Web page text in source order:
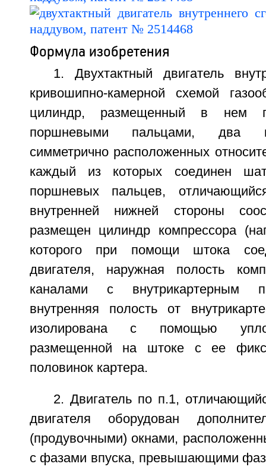
Формула изобретения
1. Двухтактный двигатель
кривошипно-камерной схемой
цилиндр, размещенный в нем
поршневыми пальцами, два
симметрично расположенных
каждый из которых соединен
поршневых пальцев,
внутренней нижней стороны
размещен цилиндр компрессора
которого при помощи штока
двигателя, наружная полость
каналами с внутрикартерным
внутренняя полость от
изолирована с помощью
размещенной на штоке с ее
половинок картера.
2. Двигатель по п.1,
двигателя оборудован
(продувочными) окнами,
с фазами впуска, превышающими